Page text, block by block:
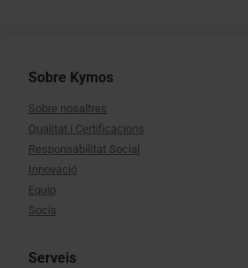
Sobre Kymos
Sobre nosaltres
Qualitat i Certificacions
Responsabilitat Social
Innovació
Equip
Socis
Serveis